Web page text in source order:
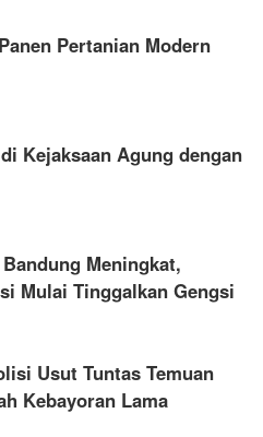
Pertanian Modern
Kejaksaan Agung dengan
Meningkat,
Mulai Tinggalkan Gengsi
Usut Tuntas Temuan
Kebayoran Lama